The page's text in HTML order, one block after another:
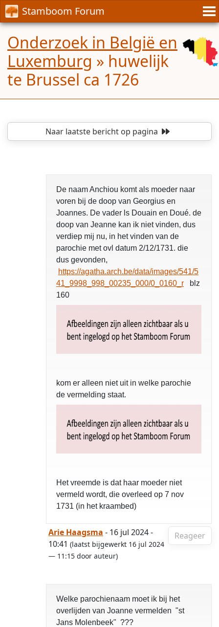
Stamboom Forum
Onderzoek in België en
Luxemburg » huwelijk
te Brussel ca 1726
Naar laatste berichtop pagina
De naam Anchiou komt als moeder naar
voren bij de doop van Georgius en
Joannes. De vader ls Douain en Doué. de
doop van Jeanne kan ik niet vinden, dus
verdiep mij nu, in het vinden van de
parochie met ovl datum 2/12/1731. die
dus gevonden,
https://agatha.arch.be/data/images/541/5
41_9998_998_00235_000/0_0160_r blz
160
kom er alleen niet uit in welke parochie
de vermelding staat.
Het vreemde is dat haar moeder niet
vermeld wordt, die overleed op 7 nov
1731 (in het kraambed)
Reageer
Arie Haagsma - 16 jul 2024 -
10:41 (laatst bijgewerkt 16 jul 2024
— 11:15 door auteur)
Welke parochienaam moet ik bij het
overlijden van Joanne vermelden "st
Jans Molenbeek" ???